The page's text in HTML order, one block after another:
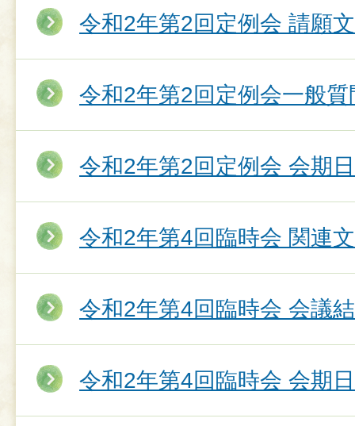
令和2年第2回定例会 請願
令和2年第2回定例会一般質
令和2年第2回定例会 会期
令和2年第4回臨時会 関連
令和2年第4回臨時会 会議
令和2年第4回臨時会 会期